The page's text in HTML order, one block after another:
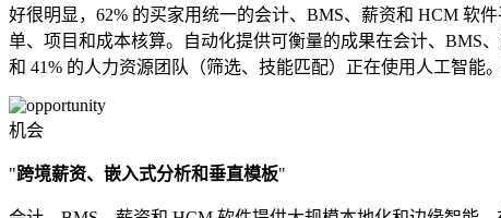
好很明显，62% 的买家用统一的会计、BMS、薪资和 HCM 软
单、项目和成本核算。自动化提供可衡量的成果在会计、BMS
和 41% 的人力资源团队（筛选、技能匹配）正在使用人工智能
机会
"跨境薪资、嵌入式分析和垂直模板"